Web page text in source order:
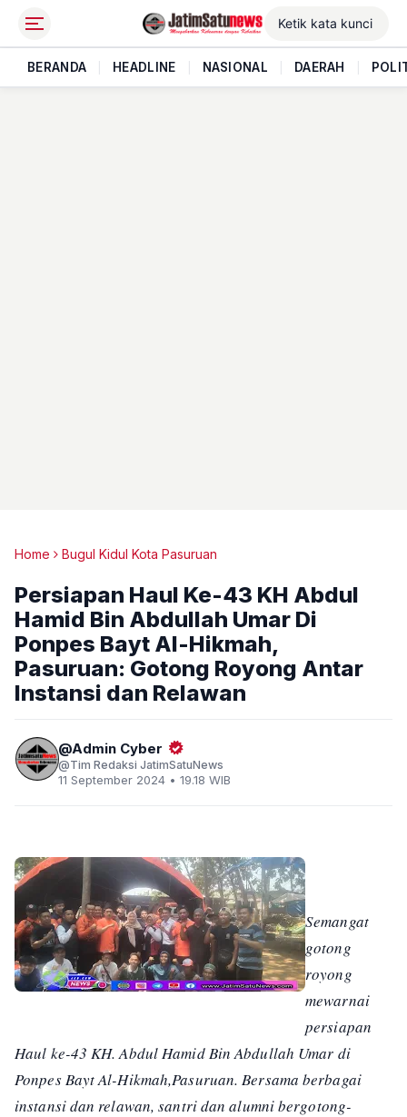
BERANDA HEADLINE NASIONAL DAERAH
Home Bugul Kidul Kota Pasuruan
Persiapan Haul Ke-43 KH Abdul
Hamid Bin Abdullah Umar Di
Ponpes Bayt Al-Hikmah,
Pasuruan: Gotong Royong Antar
Instansi dan Relawan
Admin Cyber
Tim Redaksi JatimSatuNews
11 September 2024 • 19.18 WIB
Semangat
gotong
royong
mewarnai
persiapan
Haul ke-43 KH. Abdul Hamid Bin Abdullah Umar di
Ponpes Bayt Al-Hikmah,Pasuruan. Bersama berbagai
instansi dan relawan, santri dan alumni bergotong-